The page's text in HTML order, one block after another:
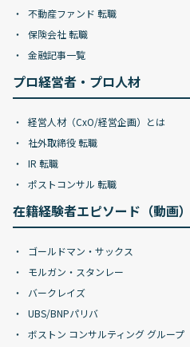
不動産ファンド 転職
保険会社 転職
金融記事一覧
プロ経営者・プロ人材
経営人材（CxO/経営企画）とは
社外取締役 転職
IR 転職
ポストコンサル 転職
在籍経験者エピソード（動画）
ゴールドマン・サックス
モルガン・スタンレー
バークレイズ
UBS/BNPパリバ
ボストン コンサルティング グループ